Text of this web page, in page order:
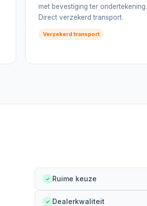
met bevestiging ter ondertekening.
Direct verzekerd transport.
Verzekerd transport
✓ Ruime keuze
✓ Dealerkwaliteit